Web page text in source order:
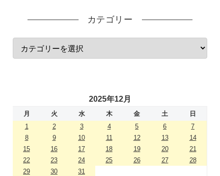
カテゴリー
2025年12月
月 火 水 木 金 土
日
1
2 3 4 5 6
7
8
9 10 11 12 13
14
15
16 17 18 19 20
21
22
23 24 25 26 27
28
29
30 31